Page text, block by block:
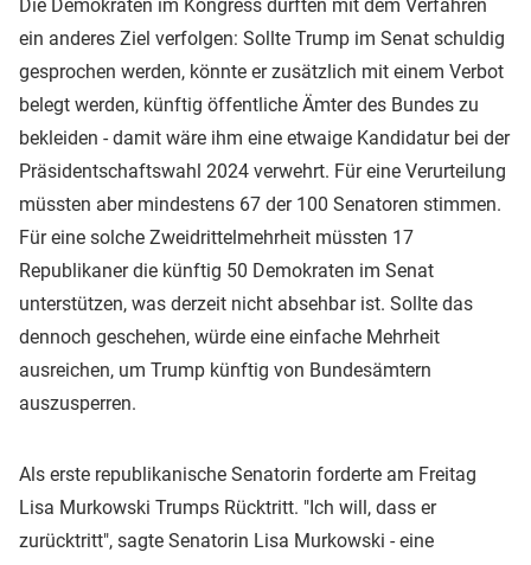
Die Demokraten im Kongress dürften mit dem Verfahren
ein anderes Ziel verfolgen: Sollte Trump im Senat schuldig
gesprochen werden, könnte er zusätzlich mit einem Verbot
belegt werden, künftig öffentliche Ämter des Bundes zu
bekleiden - damit wäre ihm eine etwaige Kandidatur bei der
Präsidentschaftswahl 2024 verwehrt. Für eine Verurteilung
müssten aber mindestens 67 der 100 Senatoren stimmen.
Für eine solche Zweidrittelmehrheit müssten 17
Republikaner die künftig 50 Demokraten im Senat
unterstützen, was derzeit nicht absehbar ist. Sollte das
dennoch geschehen, würde eine einfache Mehrheit
ausreichen, um Trump künftig von Bundesämtern
auszusperren.
Als erste republikanische Senatorin forderte am Freitag
Lisa Murkowski Trumps Rücktritt. "Ich will, dass er
zurücktritt", sagte Senatorin Lisa Murkowski - eine